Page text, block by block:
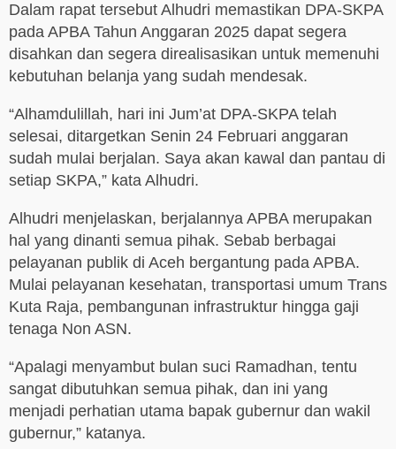
Dalam rapat tersebut Alhudri memastikan DPA-SKPA
pada APBA Tahun Anggaran 2025 dapat segera
disahkan dan segera direalisasikan untuk memenuhi
kebutuhan belanja yang sudah mendesak.
“Alhamdulillah, hari ini Jum’at DPA-SKPA telah
selesai, ditargetkan Senin 24 Februari anggaran
sudah mulai berjalan. Saya akan kawal dan pantau di
setiap SKPA,” kata Alhudri.
Alhudri menjelaskan, berjalannya APBA merupakan
hal yang dinanti semua pihak. Sebab berbagai
pelayanan publik di Aceh bergantung pada APBA.
Mulai pelayanan kesehatan, transportasi umum Trans
Kuta Raja, pembangunan infrastruktur hingga gaji
tenaga Non ASN.
“Apalagi menyambut bulan suci Ramadhan, tentu
sangat dibutuhkan semua pihak, dan ini yang
menjadi perhatian utama bapak gubernur dan wakil
gubernur,” katanya.